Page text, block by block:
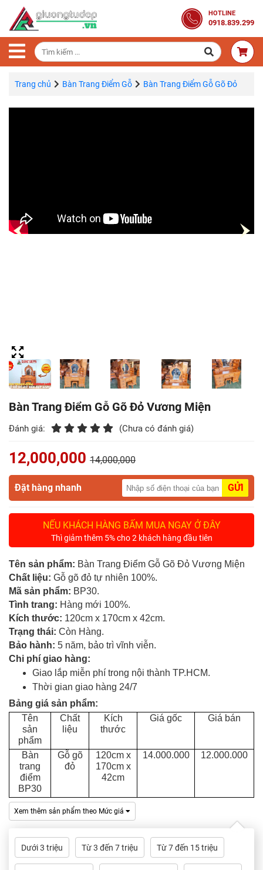
HOTLINE
0918.839.299
Trang
Chủ
Combo
Phòng
Ngủ
Nhiên
Bàn
Ăn
Kệ
Tivi
Gỗ
Gỗ
Sofa
Gỗ
Rượu
Tủ
Kệ
Thờ
Nội
Thất
Văn
Phòng
Phẩm
Khác
Giới
Thiệu
Án
Kiến
Thức
Trang chủ Bàn Trang Điểm Gỗ Bàn Trang Điểm Gỗ Gõ Đỏ
Bàn Trang Điểm Gỗ Gõ Đỏ Vương Miện
Đánh giá: (Chưa có đánh giá)
12,000,000 14,000,000
Đặt hàng nhanh GỬI
NẾU KHÁCH HÀNG BẤM MUA NGAY Ở ĐÂY
Thì giảm thêm 5% cho 2 khách hàng đầu tiên
Tên sản phẩm: Bàn Trang Điểm Gỗ Gõ Đỏ Vương Miện
Chất liệu: Gỗ gõ đỏ tự nhiên 100%.
Mã sản phẩm: BP30.
Tình trang: Hàng mới 100%.
Kích thước: 120cm x 170cm x 42cm.
Trạng thái: Còn Hàng.
Bảo hành: 5 năm, bảo trì vĩnh viễn.
Chi phí giao hàng:
Giao lắp miễn phí trong nội thành TP.HCM.
Thời gian giao hàng 24/7
Bảng giá sản phẩm:
Tên
sản
phẩm
Chất
liệu
Kích
thước
Giá gốc Giá bán
Bàn
trang
điểm
BP30
Gỗ gõ
đỏ
120cm x
170cm x
42cm
14.000.000 12.000.000
Xem thêm sản phẩm theo Mức giá
Dưới 3 triệu Từ 3 đến 7 triệu Từ 7 đến 15 triệu